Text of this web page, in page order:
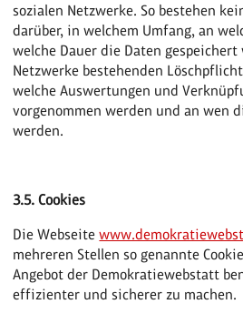
sozialen Netzwerke. So bestehen
darüber, in welchem Umfang, an
welche Dauer die Daten
Netzwerke bestehenden
welche Auswertungen und
vorgenommen werden und an wen
werden.
3.5. Cookies
Die Webseite
mehreren Stellen so genannte
Angebot der Demokratiewebstatt
effizienter und sicherer zu machen.